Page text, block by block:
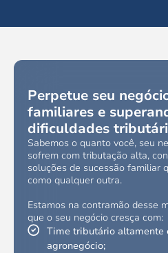
Perpetue seu
familiares e
dificuldades
Sabemos o quanto você, seu
sofrem com tributação alta,
soluções de sucessão familiar
como qualquer outra.
Estamos na contramão desse
que o seu negócio cresça com:
Time tributário altamente
agronegócio;